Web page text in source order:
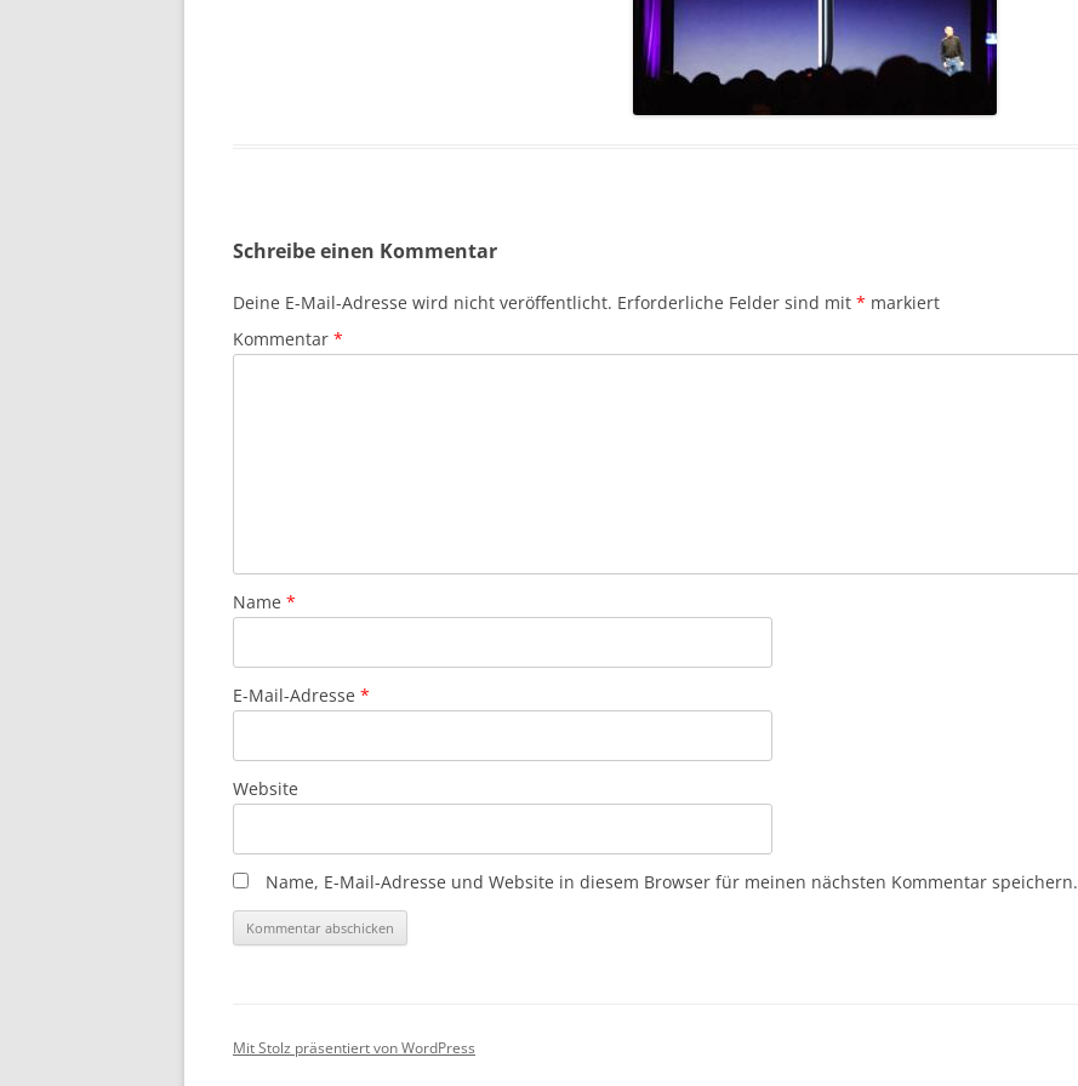
Schreibe einen Kommentar
Deine E-Mail-Adresse wird nicht veröffentlicht. Erforderliche Felder sind mit * markiert
Kommentar *
Name *
E-Mail-Adresse *
Website
Name, E-Mail-Adresse und Website in diesem Browser für meinen nächsten Kommentar speichern.
Mit Stolz präsentiert von WordPress